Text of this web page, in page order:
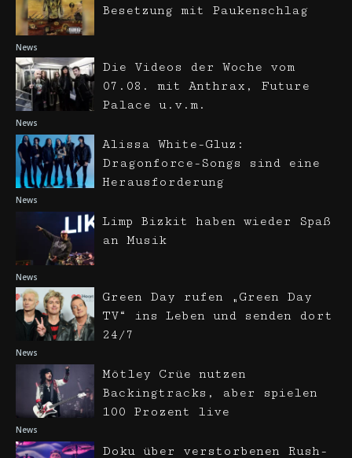
News
Besetzung mit Paukenschlag
News
Die Videos der Woche vom
07.08. mit Anthrax, Future
Palace u.v.m.
News
Alissa White-Gluz:
Dragonforce-Songs sind eine
Herausforderung
News
Limp Bizkit haben wieder Spaß
an Musik
News
Green Day rufen „Green Day
TV“ ins Leben und senden dort
24/7
News
Mötley Crüe nutzen
Backingtracks, aber spielen
100 Prozent live
Doku über verstorbenen Rush-